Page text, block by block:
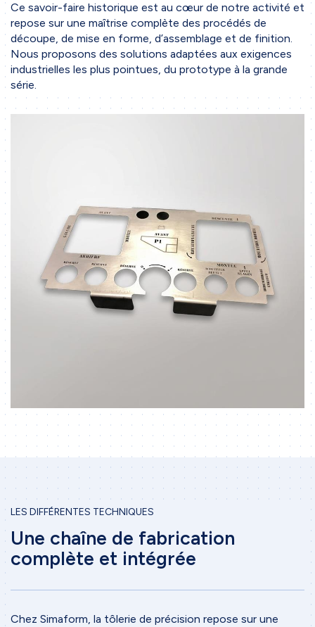
Ce savoir-faire historique est au cœur de notre activité et
repose sur une maîtrise complète des procédés de
découpe, de mise en forme, d’assemblage et de finition.
Nous proposons des solutions adaptées aux exigences
industrielles les plus pointues, du prototype à la grande
série.
LES DIFFÉRENTES TECHNIQUES
Une chaîne de fabrication
complète et intégrée
Chez Simaform, la tôlerie de précision repose sur une